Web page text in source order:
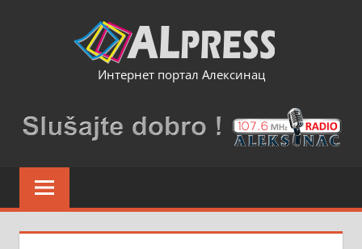
Интернет портал Алексинац